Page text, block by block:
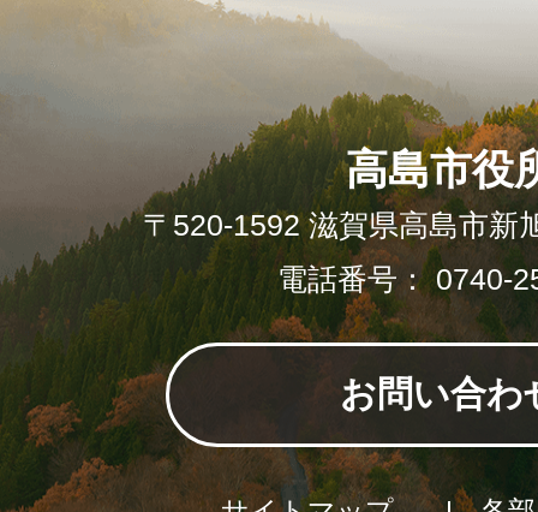
高島市役
〒520-1592 滋賀県高島市新
電話番号： 0740-
お問い合わ